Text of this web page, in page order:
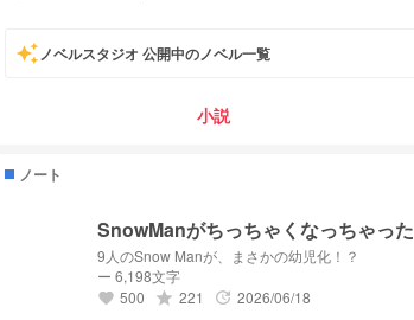
なにわ男子 みちょりゅちぇ
auto_awesomeノベルスタジオ 公開中のノベル一覧
小説
ノート
SnowManがちっちゃくなっちゃった
9人のSnow Manが、まさかの幼児化！？
ー 6,198文字
favorite 500 grade 221 update 2026/06/18